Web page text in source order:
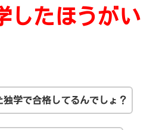
したほうがい
独学で合格してるんでしょ？